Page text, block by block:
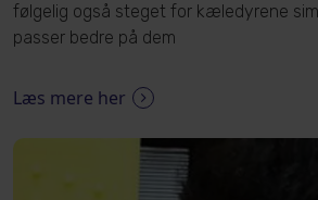
følgelig også steget for kæledyrene
passer bedre på dem
Læs mere her